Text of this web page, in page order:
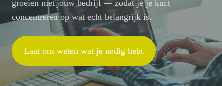
groeien met jouw bedrijf — zodat je je kunt
concentreren op wat echt belangrijk is.
Laat ons weten wat je nodig hebt